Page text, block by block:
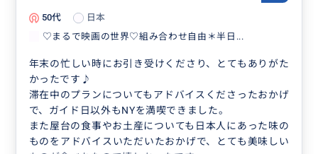
50代
日本
♡まるで映画の世界♡組み合わせ自由＊半日...
年末の忙しい時にお引き受けくださり、とてもありがた
かったです♪
滞在中のプランについてもアドバイスくださったおかげ
で、ガイド日以外もNYを満喫できました。
また屋台の食事やお土産についても日本人にあった味の
ものをアドバイスいただいたおかげで、とても美味しい